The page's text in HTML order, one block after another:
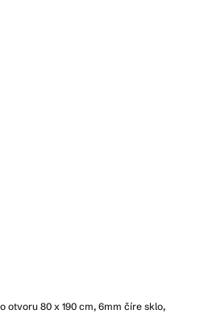
otvoru 80 x 190 cm, 6mm číre sklo,